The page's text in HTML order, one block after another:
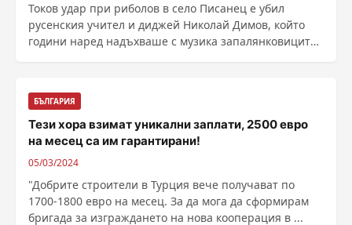
Токов удар при риболов в село Писанец е убил
русенския учител и диджей Никoлай Димов, който
години наред надъхваше с музика запалянковиците
БЪЛГАРИЯ
Тези хора взимат уникални заплати, 2500 евро
на месец са им гарантирани!
05/03/2024
"Добрите строители в Турция вече получават по
1700-1800 евро на месец. За да мога да сформирам
бригада за изграждането на нова кооперация в ...